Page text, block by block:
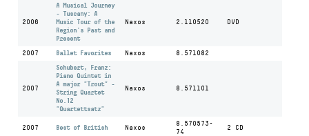
2006
A Musical Journey
- Tuscany: A
Music Tour of the
Region's Past and
Present
Naxos 2.110520 DVD
2007 Ballet Favorites Naxos 8.571082
2007
Schubert, Franz:
Piano Quintet in
A major "Trout" -
String Quartet
No.12
"Quartettsatz"
Naxos 8.571101
2007 Best of British Naxos
8.570573-
74
2 CD